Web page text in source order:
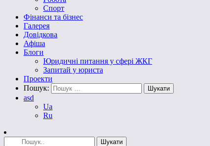
Спорт
Фінанси та бізнес
Галерея
Довідкова
Афіша
Блоги
Юридичні питання у сфері ЖКГ
Запитай у юриста
Проекти
Пошук:
asd
Ua
Ru